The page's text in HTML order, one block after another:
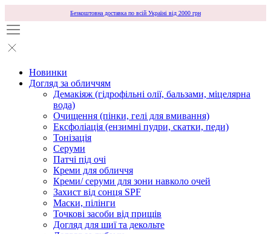
Безкоштовна доставка по всій Україні від 2000 грн
Новинки
Догляд за обличчям
Демакіяж (гідрофільні олії, бальзами, міцелярна
вода)
Очищення (пінки, гелі для вмивання)
Ексфоліація (ензимні пудри, скатки, педи)
Тонізація
Серуми
Патчі під очі
Креми для обличчя
Креми/ серуми для зони навколо очей
Захист від сонця SPF
Маски, пілінги
Точкові засоби від прищів
Догляд для шиї та декольте